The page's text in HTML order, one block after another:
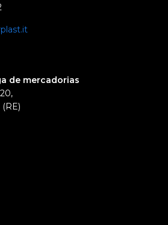
de mercadorias